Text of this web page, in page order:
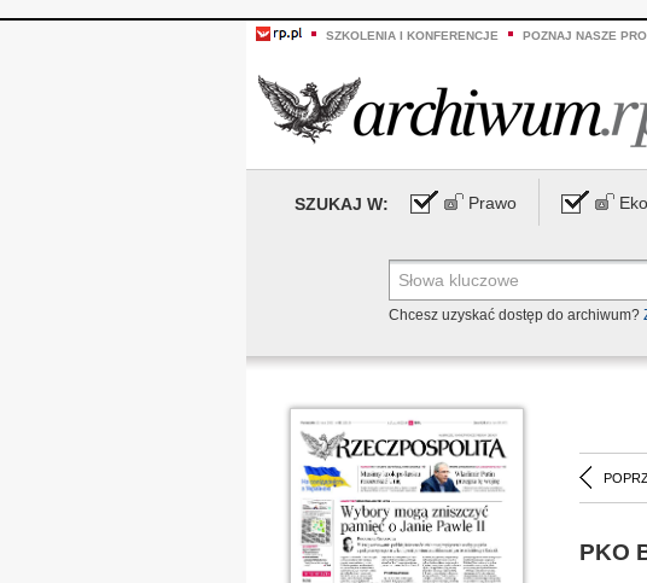
SZKOLENIA I KONFERENCJE POZNAJ NASZE
SZUKAJ W: Prawo
Chcesz uzyskać dostęp do archiwum?
PKO